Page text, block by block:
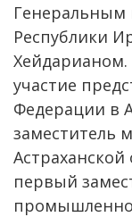
Генеральным
Республики
Хейдарианом.
участие
Федерации в
заместитель
первый